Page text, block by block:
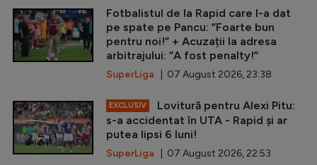
Fotbalistul de la Rapid care l-a dat
pe spate pe Pancu: ”Foarte bun
pentru noi!” + Acuzații la adresa
arbitrajului: ”A fost penalty!”
SuperLiga | 07 August 2026, 23:38
EXCLUSIV
Lovitură pentru Alexi Pitu:
s-a accidentat în UTA - Rapid și ar
putea lipsi 6 luni!
SuperLiga | 07 August 2026, 22:53